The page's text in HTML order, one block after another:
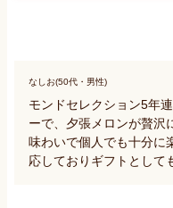
なしお(50代・男性)
モンドセレクション5年
ーで、夕張メロンが贅沢
味わいで個人でも十分に
応しておりギフトとして